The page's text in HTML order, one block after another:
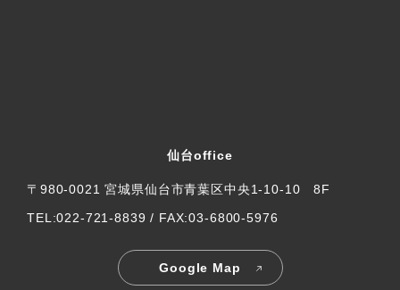
仙台office
〒980-0021 宮城県仙台市青葉区中央1-10-10 8F
TEL:022-721-8839 / FAX:03-6800-5976
Google Map